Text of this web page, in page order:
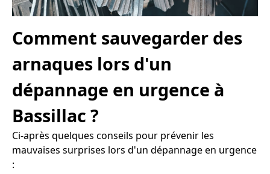
Comment sauvegarder des
arnaques lors d'un
dépannage en urgence à
Bassillac ?
Ci-après quelques conseils pour prévenir les
mauvaises surprises lors d'un dépannage en urgence
: